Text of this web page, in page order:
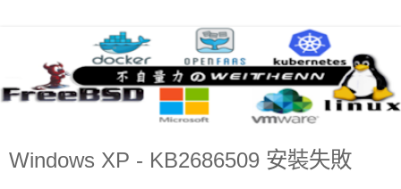
Windows XP - KB2686509 安裝失敗